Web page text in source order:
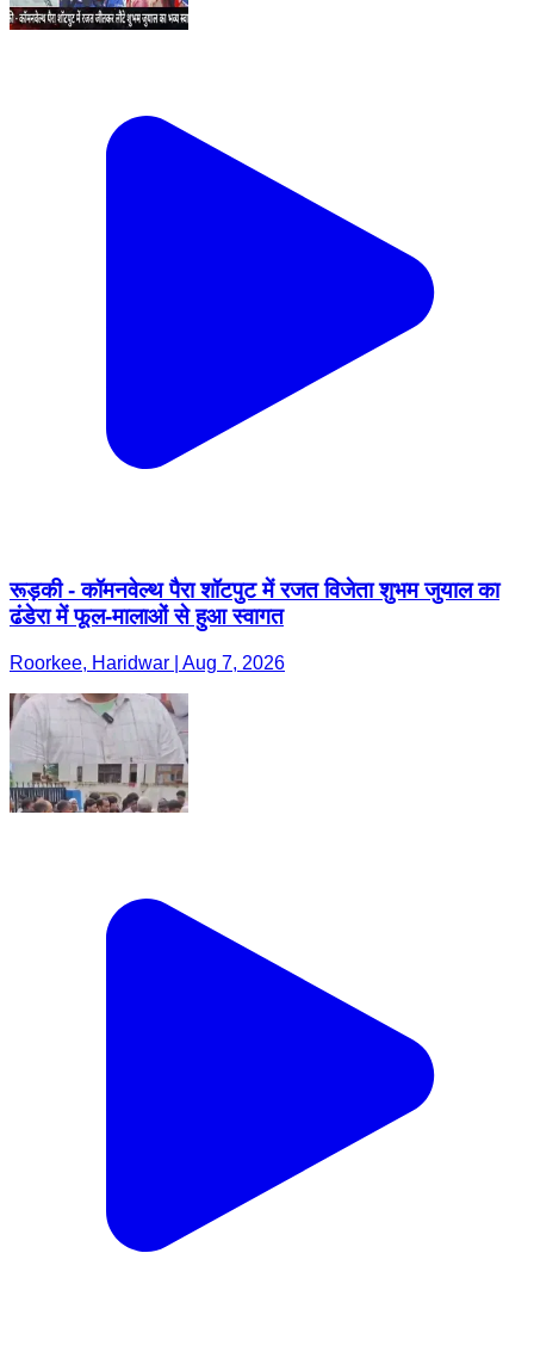
रूड़की - कॉमनवेल्थ पैरा शॉटपुट में रजत विजेता शुभम जुयाल का
ढंडेरा में फूल-मालाओं से हुआ स्वागत
Roorkee, Haridwar | Aug 7, 2026